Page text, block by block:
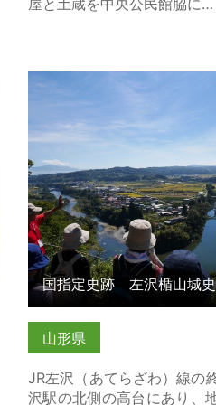
屋と土蔵を中央公民館脇に…
山形県
JR左沢（あてらざわ）線の
沢駅の北側の高台にあり、
国指定史跡 左沢楯山城
（通称 日本一公園） の詳